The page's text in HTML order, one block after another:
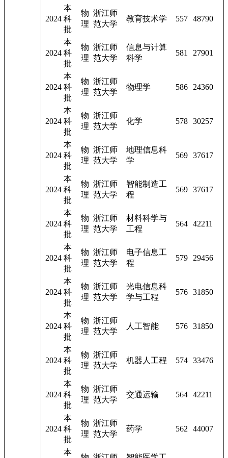
2024
本
科
批
物
理
浙江师
范大学
教育技术学 557 48790
2024
本
科
批
物
理
浙江师
范大学
信息与计算
科学
581 27901
2024
本
科
批
物
理
浙江师
范大学
物理学 586 24360
2024
本
科
批
物
理
浙江师
范大学
化学 578 30257
2024
本
科
批
物
理
浙江师
范大学
地理信息科
学
569 37617
2024
本
科
批
物
理
浙江师
范大学
智能制造工
程
569 37617
2024
本
科
批
物
理
浙江师
范大学
材料科学与
工程
564 42211
2024
本
科
批
物
理
浙江师
范大学
电子信息工
程
579 29456
2024
本
科
批
物
理
浙江师
范大学
光电信息科
学与工程
576 31850
2024
本
科
批
物
理
浙江师
范大学
人工智能 576 31850
2024
本
科
批
物
理
浙江师
范大学
机器人工程 574 33476
2024
本
科
批
物
理
浙江师
范大学
交通运输 564 42211
2024
本
科
批
物
理
浙江师
范大学
药学 562 44007
本